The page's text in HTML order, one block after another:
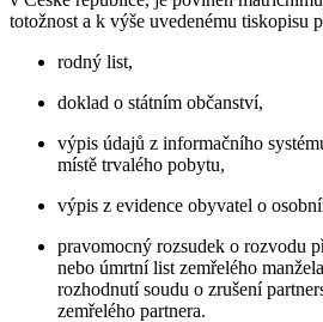
totožnost a k výše uvedenému tiskopisu
rodný list,
doklad o státním občanství,
výpis údajů z informačního
místě trvalého pobytu,
výpis z evidence obyvatel o
pravomocný rozsudek o rozvodu
nebo úmrtní list zemřelého
rozhodnutí soudu o zrušení
zemřelého partnera.